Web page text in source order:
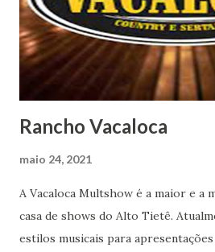
Rancho Vacaloca
maio 24, 2021
A Vacaloca Multshow é a maior e a
casa de shows do Alto Tietê.
estilos musicais para